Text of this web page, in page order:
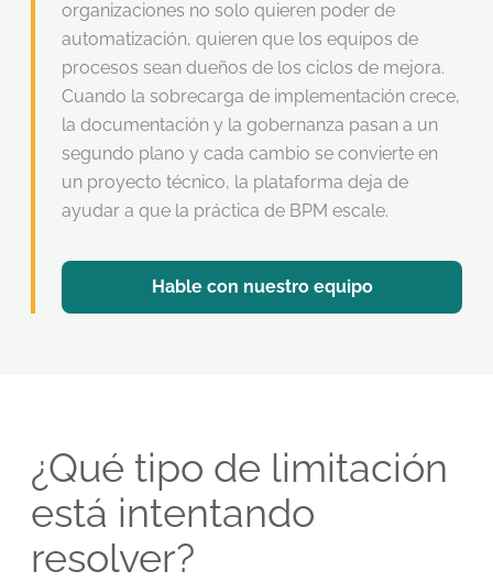
organizaciones no solo quieren poder de
automatización, quieren que los equipos de
procesos sean dueños de los ciclos de mejora.
Cuando la sobrecarga de implementación crece,
la documentación y la gobernanza pasan a un
segundo plano y cada cambio se convierte en
un proyecto técnico, la plataforma deja de
ayudar a que la práctica de BPM escale.
Hable con nuestro equipo
¿Qué tipo de limitación
está intentando
resolver?